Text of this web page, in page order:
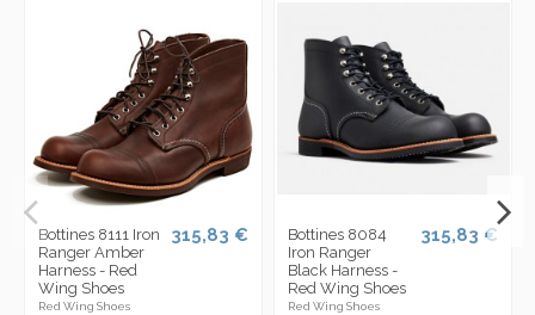
Bottines 8111 Iron
Ranger Amber
Harness - Red
Wing Shoes
Red Wing Shoes
315,83 €
Bottines 8084
Iron Ranger
Black Harness -
Red Wing Shoes
Red Wing Shoes
315,83 €